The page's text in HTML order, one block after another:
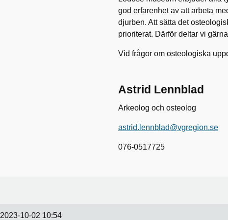
god erfarenhet av att arbeta
djurben. Att sätta det
prioriterat. Därför deltar vi
Vid frågor om osteologiska
Astrid Lennblad
Arkeolog och osteolog
astrid.lennblad@vgregion.se
076-0517725
2023-10-02 10:54